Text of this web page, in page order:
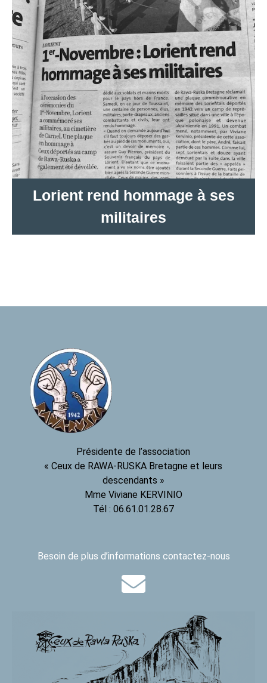
Lorient rend hommage à ses
militaires
Présidente de l’association
« Ceux de RAWA-RUSKA Bretagne et leurs
descendants »
Mme Viviane KERVINIO
Tél : 06.61.01.28.67
Besoin de plus d’informations contactez-nous